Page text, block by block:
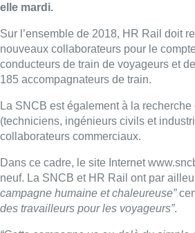
elle mardi.
Sur l’ensemble de 2018, HR Rail doit
nouveaux collaborateurs pour le
conducteurs de train de voyageurs et
185 accompagnateurs de train.
La SNCB est également à la
(techniciens, ingénieurs civils et
collaborateurs commerciaux.
Dans ce cadre, le site Internet
neuf. La SNCB et HR Rail ont par
campagne humaine et chaleureuse”
des travailleurs pour les voyageurs”.